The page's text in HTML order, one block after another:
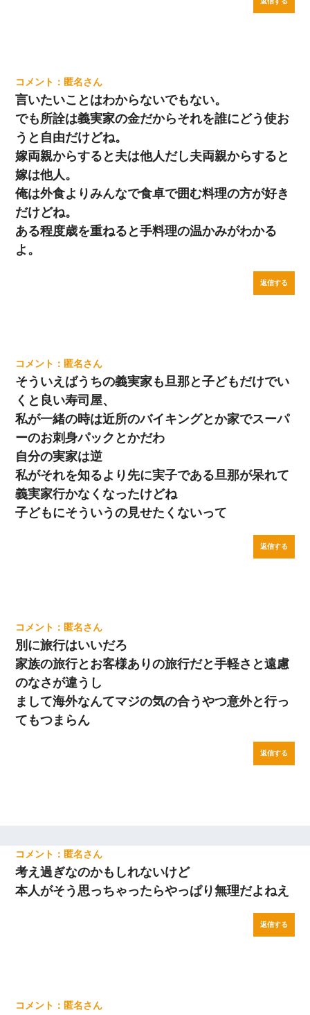
匿名
言いたいことはわからないでもない。
でも所詮は義実家の金だからそれを誰にどう使お
うと自由だけどね。
嫁両親からすると夫は他人だし夫両親からすると
嫁は他人。
俺は外食よりみんなで食卓で囲む料理の方が好き
だけどね。
ある程度歳を重ねると手料理の温かみがわかる
よ。
返信する
匿名
そういえばうちの義実家も旦那と子どもだけでい
くと良い寿司屋、
私が一緒の時は近所のバイキングとか家でスーパ
ーのお刺身パックとかだわ
自分の実家は逆
私がそれを知るより先に実子である旦那が呆れて
義実家行かなくなったけどね
子どもにそういうの見せたくないって
返信する
匿名
別に旅行はいいだろ
家族の旅行とお客様ありの旅行だと手軽さと遠慮
のなさが違うし
まして海外なんてマジの気の合うやつ意外と行っ
てもつまらん
返信する
匿名
考え過ぎなのかもしれないけど
本人がそう思っちゃったらやっぱり無理だよねえ
返信する
匿名